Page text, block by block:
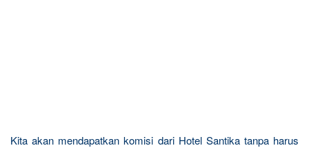
Kita akan mendapatkan komisi dari Hotel Santika tanpa harus